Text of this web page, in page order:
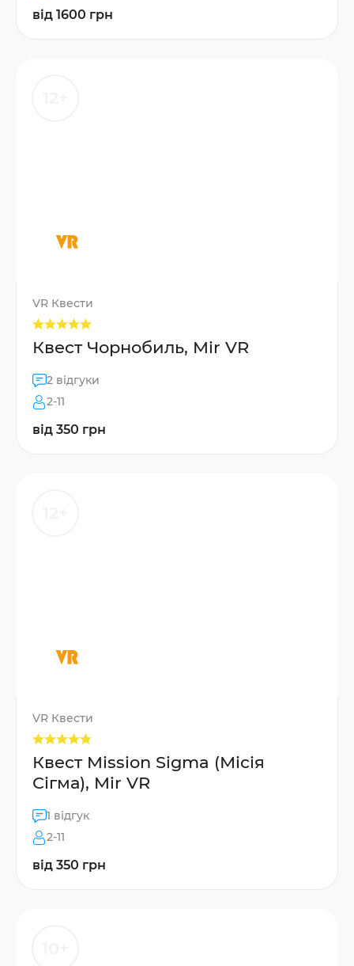
від 1600 грн
VR Квести
Квест Чорнобиль, Mir VR
2 відгуки
2-11
від 350 грн
VR Квести
Квест Mission Sigma (Місія
Сігма), Mir VR
1 відгук
2-11
від 350 грн